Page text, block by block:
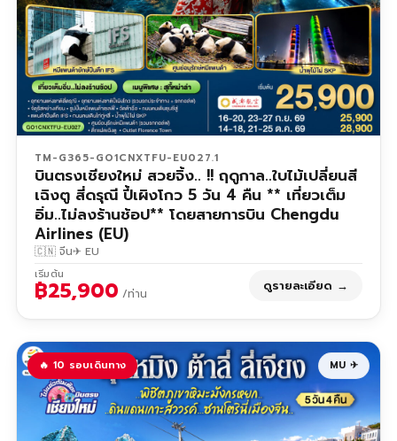
TM-G365-GO1CNXTFU-EU027.1
บินตรงเชียงใหม่ สวยจิ้ง.. !! ฤดูกาล..ใบไม้เปลี่ยนสี
เฉิงตู สี่ดรุณี ปี้เผิงโกว 5 วัน 4 คืน ** เที่ยวเต็ม
อิ่ม..ไม่ลงร้านช้อป** โดยสายการบิน Chengdu
Airlines (EU)
🇨🇳 จีน✈ EU
เริ่มต้น
฿25,900 /ท่าน ดูรายละเอียด →
🔥 10 รอบเดินทาง MU ✈